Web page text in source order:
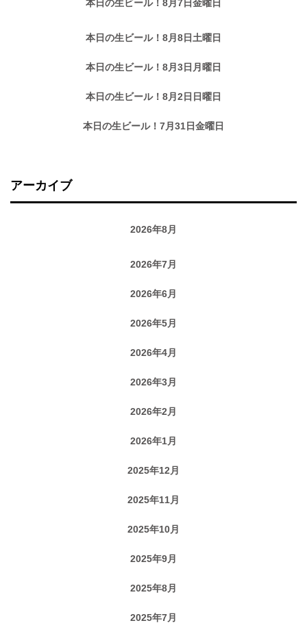
本日の生ビール！8月7日金曜日
本日の生ビール！8月8日土曜日
本日の生ビール！8月3日月曜日
本日の生ビール！8月2日日曜日
本日の生ビール！7月31日金曜日
アーカイブ
2026年8月
2026年7月
2026年6月
2026年5月
2026年4月
2026年3月
2026年2月
2026年1月
2025年12月
2025年11月
2025年10月
2025年9月
2025年8月
2025年7月